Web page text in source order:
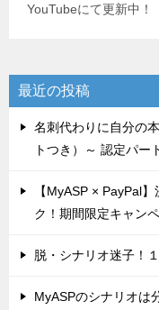
YouTubeにて更新中！
最近の投稿
名刺代わりに自分の
トつき）～ 認定パー
【MyASP × PayPal
ク！期間限定キャン
脱・シナリオ迷子！
MyASPのシナリオは